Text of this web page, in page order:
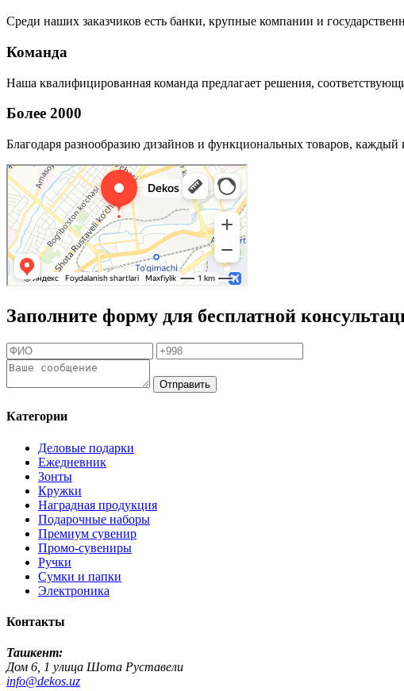
Среди наших заказчиков есть банки, крупные компании и
Команда
Наша квалифицированная команда предлагает решения,
Более 2000
Благодаря разнообразию дизайнов и функциональных товаров,
Заполните форму для бесплатной
Отправить
Категории
Деловые подарки
Ежедневник
Зонты
Кружки
Наградная продукция
Подарочные наборы
Премиум сувенир
Промо-сувениры
Ручки
Сумки и папки
Электроника
Контакты
Ташкент:
Дом 6, 1 улица Шота Руставели
info@dekos.uz